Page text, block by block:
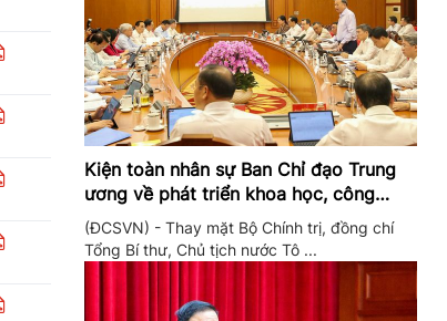
Kiện toàn nhân sự Ban Chỉ đạo Trung
ương về phát triển khoa học, công
nghệ, đổi mới sáng tạo và chuyển đổi
số
(ĐCSVN) - Thay mặt Bộ Chính trị, đồng chí
Tổng Bí thư, Chủ tịch nước Tô ...